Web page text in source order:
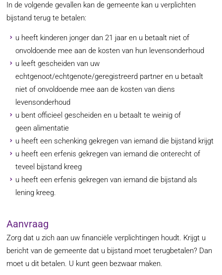
In de volgende gevallen kan de gemeente kan u verplichten
bijstand terug te betalen:
u heeft kinderen jonger dan 21 jaar en u betaalt niet of
onvoldoende mee aan de kosten van hun levensonderhoud
u leeft gescheiden van uw
echtgenoot/echtgenote/geregistreerd partner en u betaalt
niet of onvoldoende mee aan de kosten van diens
levensonderhoud
u bent officieel gescheiden en u betaalt te weinig of
geen alimentatie
u heeft een schenking gekregen van iemand die bijstand krijgt
u heeft een erfenis gekregen van iemand die onterecht of
teveel bijstand kreeg
u heeft een erfenis gekregen van iemand die bijstand als
lening kreeg.
Aanvraag
Zorg dat u zich aan uw financiële verplichtingen houdt. Krijgt u
bericht van de gemeente dat u bijstand moet terugbetalen? Dan
moet u dit betalen. U kunt geen bezwaar maken.